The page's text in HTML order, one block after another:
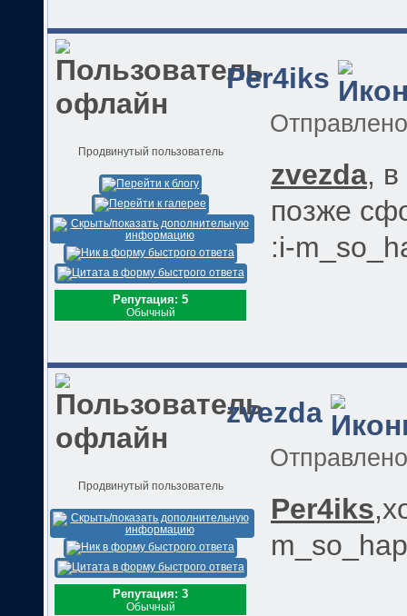
Per4iks
Продвинутый пользователь
Репутация: 5
Обычный
zvezda,
позже
:i-
zvezda
Продвинутый пользователь
Репутация: 3
Обычный
Per4iks